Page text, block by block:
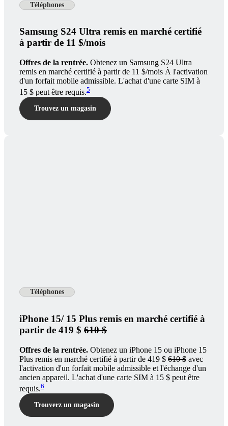
Téléphones
Samsung S24 Ultra remis en marché certifié
à partir de 11 $/mois
Offres de la rentrée. Obtenez un Samsung S24 Ultra
remis en marché certifié à partir de 11 $/mois À l'activation
d'un forfait mobile admissible. L'achat d'une carte SIM à
15 $ peut être requis.5
Trouvez un magasin
Téléphones
iPhone 15/ 15 Plus remis en marché certifié à
partir de 419 $ 610 $
Offres de la rentrée. Obtenez un iPhone 15 ou iPhone 15
Plus remis en marché certifié à partir de 419 $ 610 $ avec
l'activation d'un forfait mobile admissible et l'échange d'un
ancien appareil. L'achat d'une carte SIM à 15 $ peut être
requis.6
Trouverz un magasin